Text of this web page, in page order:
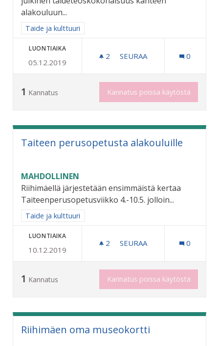
alakouluun...
Rajaa tulokset aihepiirin mukaan: Taide ja kulttuuri
Taide ja kulttuuri
LUONTIAIKA
05.12.2019
2 2 SEURAAJAA
SEURAA 0
1 Kannatus Kannatus poissa käytöstä
Taiteen perusopetusta alakouluille
MAHDOLLINEN
Riihimäellä järjestetään ensimmäistä kertaa
Taiteenperusopetusviikko 4.-10.5. jolloin...
Rajaa tulokset aihepiirin mukaan: Taide ja kulttuuri
Taide ja kulttuuri
LUONTIAIKA
10.12.2019
2 2 SEURAAJAA
SEURAA 0
1 Kannatus Kannatus poissa käytöstä
Riihimäen oma museokortti